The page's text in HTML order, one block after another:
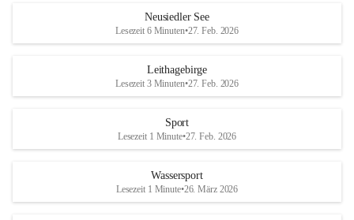
S
und den daraus folgenden wirtschaftlichen
Maßnahmen zur Bekämpfung
Rebe und der Amerikanischen
Anhang VBl. EU Nr. 18
1 Seite•1,4 MB
r
S
Neusiedler See
Lesezeit 6 Minuten•27. Feb. 2026
Leithagebirge
Lesezeit 3 Minuten•27. Feb. 2026
Sport
Lesezeit 1 Minute•27. Feb. 2026
Wassersport
Lesezeit 1 Minute•26. März 2026